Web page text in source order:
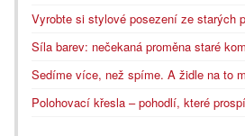
Vyrobte si stylové posezení ze starých
Síla barev: nečekaná proměna staré
Sedíme více, než spíme. A židle na to
Polohovací křesla – pohodlí, které